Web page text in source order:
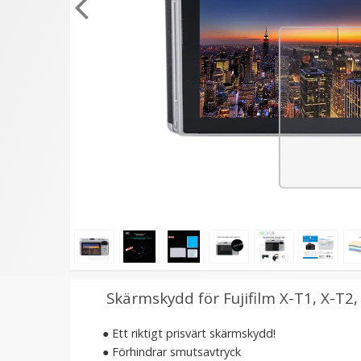
JJC Deluxe avtryckarknapp
- Svart & Brun
★ ★
LÄGG I VARUKORG
JJC Mjuk
konkav Soft release
button - Guld
★★★★★
69 kr
LÄGG I VARUKORG
Skärmskydd för Fujifilm X-T1, X-T2,
● Ett riktigt prisvärt skärmskydd!
● Förhindrar smutsavtryck